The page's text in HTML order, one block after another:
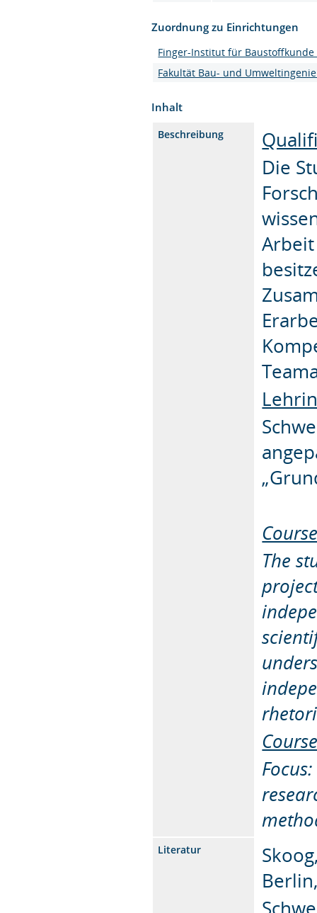
Zuordnung zu Einrichtungen
Finger-Institut für Baustoffkunde
Fakultät Bau- und
Inhalt
Beschreibung
Die
The
Literatur